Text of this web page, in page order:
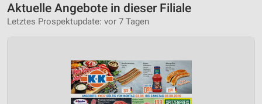
Aktuelle Angebote in dieser Filiale
Letztes Prospektupdate: vor 7 Tagen